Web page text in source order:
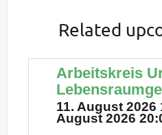
Related
Arbeitskreis
11. August 2026
August 2026